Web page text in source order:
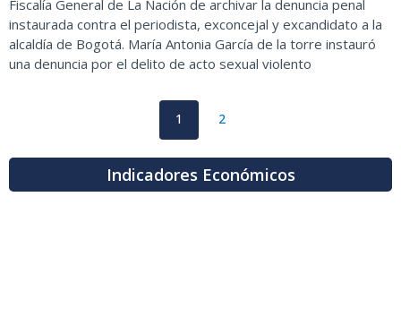
Fiscalía General de La Nación de archivar la denuncia penal
instaurada contra el periodista, exconcejal y excandidato a la
alcaldía de Bogotá. María Antonia García de la torre instauró
una denuncia por el delito de acto sexual violento
1 2
Indicadores Económicos